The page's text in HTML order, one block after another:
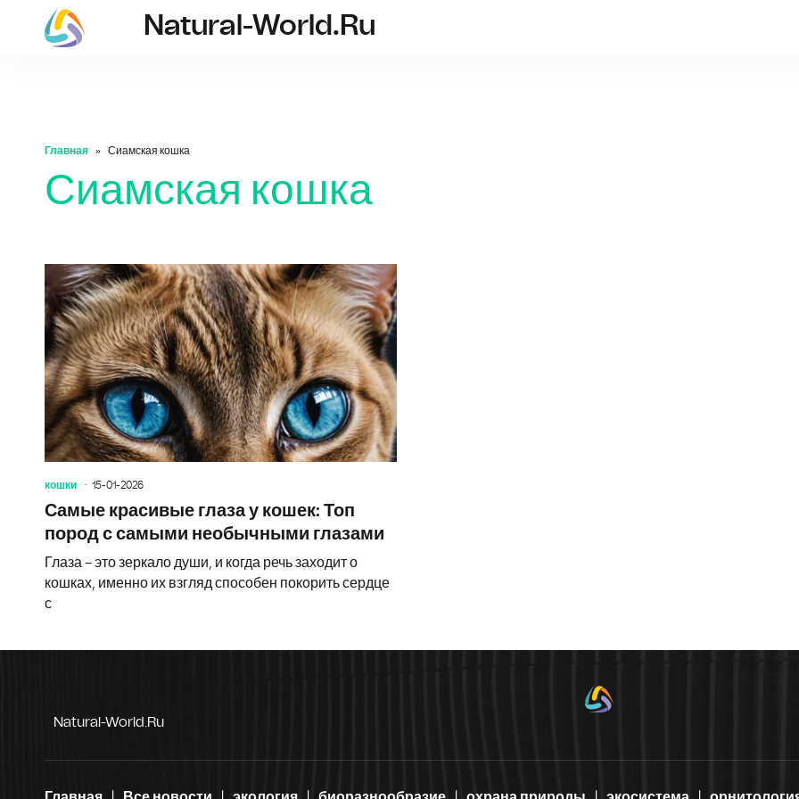
natural-world.ru
Natural-World.ru
Главная Сиамская кошка
Сиамская кошка
кошки 15-01-2026
Самые красивые глаза у кошек: Топ
пород с самыми необычными глазами
Глаза – это зеркало души, и когда речь заходит о
кошках, именно их взгляд способен покорить сердце
с
Natural-World.ru